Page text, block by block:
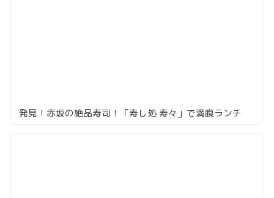
発見！赤坂の絶品寿司！「寿し処 寿々」で満腹ランチ